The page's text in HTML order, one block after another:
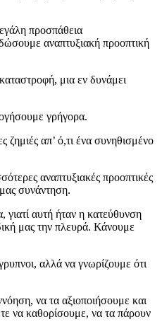
προσπάθεια
αναπτυξιακή προοπτική
μια εν δυνάμει
γρήγορα.
απ’ ό,τι ένα συνηθισμένο
αναπτυξιακές προοπτικές
συνάντηση.
γιατί αυτή ήταν η κατεύθυνση
μας την πλευρά. Κάνουμε
αλλά να γνωρίζουμε ότι
να τα αξιοποιήσουμε και
να καθορίσουμε, να τα πάρουν